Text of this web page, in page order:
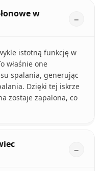
w
istotną funkcję w
właśnie one
spalania, generując
Dzięki tej iskrze
zostaje zapalona, co